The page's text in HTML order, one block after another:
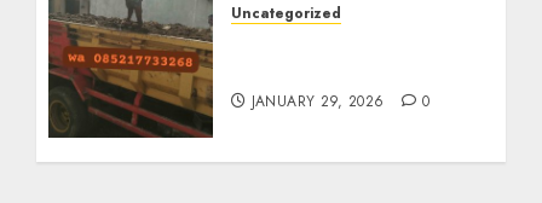
Uncategorized
JANUARY 29, 2026 0